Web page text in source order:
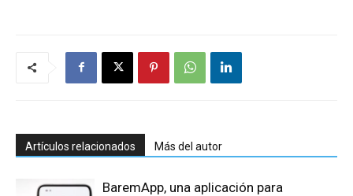
Artículos relacionados Más del autor
BaremApp, una aplicación para